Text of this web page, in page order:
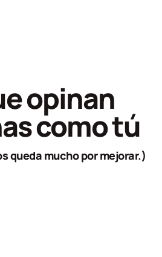
opinan
como tú
queda mucho por mejorar.)